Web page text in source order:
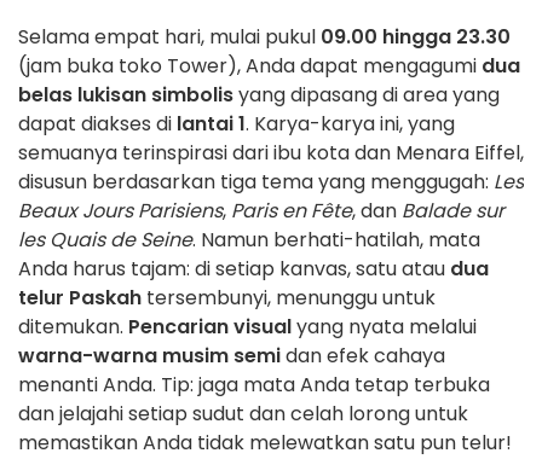
Selama empat hari, mulai pukul 09.00 hingga 23.30
(jam buka toko Tower), Anda dapat mengagumi dua
belas lukisan simbolisyang dipasang di area yang
dapat diakses di lantai 1. Karya-karya ini, yang
semuanya terinspirasi dari ibu kota dan Menara Eiffel,
disusun berdasarkan tiga tema yang menggugah: Les
Beaux Jours Parisiens, Paris en Fête, dan Balade sur
les Quais de Seine. Namun berhati-hatilah, mata
Anda harus tajam: di setiap kanvas, satu atau dua
telur Paskah tersembunyi, menunggu untuk
ditemukan. Pencarian visualyang nyata melalui
warna-warna musim semidan efek cahaya
menanti Anda. Tip: jaga mata Anda tetap terbuka
dan jelajahi setiap sudut dan celah lorong untuk
memastikan Anda tidak melewatkan satu pun telur!